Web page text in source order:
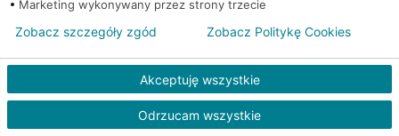
Warszawa, Rondo Daszyńskiego 2
Warszawa, Rondo Daszyńskiego 2
Marketing wykonywany przez strony trzecie
Akceptuję wszystkie
Odrzucam wszystkie
Zobacz szczegóły zgód Zobacz Politykę Cookies